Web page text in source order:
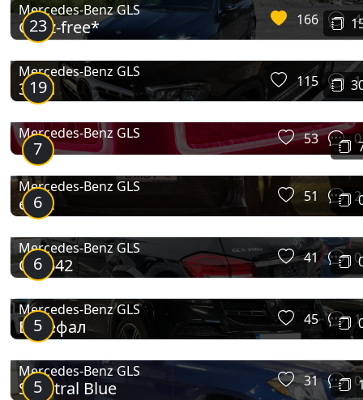
23
Mercedes-Benz GLS
GLitz-free* 166 4
19
Mercedes-Benz GLS
350d 115 1
7
Mercedes-Benz GLS 53 0
6
Mercedes-Benz GLS
exist 51 2
6
Mercedes-Benz GLS
ОМ642 41 0
5
Mercedes-Benz GLS
Буцефал 45 1
5
Mercedes-Benz GLS
Spectral Blue 31 0